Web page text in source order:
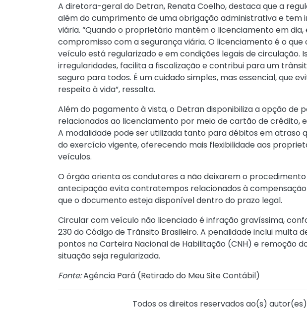
A diretora-geral do Detran, Renata Coelho, destaca que a
além do cumprimento de uma obrigação administrativa e tem
viária. “Quando o proprietário mantém o licenciamento em dia,
compromisso com a segurança viária. O licenciamento é o
veículo está regularizado e em condições legais de circulação.
irregularidades, facilita a fiscalização e contribui para um
seguro para todos. É um cuidado simples, mas essencial, que
respeito à vida”, ressalta.
Além do pagamento à vista, o Detran disponibiliza a opção de
relacionados ao licenciamento por meio de cartão de crédito,
A modalidade pode ser utilizada tanto para débitos em atraso
do exercício vigente, oferecendo mais flexibilidade aos
veículos.
O órgão orienta os condutores a não deixarem o procedimento
antecipação evita contratempos relacionados à
que o documento esteja disponível dentro do prazo legal.
Circular com veículo não licenciado é infração gravíssima,
230 do Código de Trânsito Brasileiro. A penalidade inclui multa
pontos na Carteira Nacional de Habilitação (CNH) e remoção
situação seja regularizada.
Fonte:Agência Pará (Retirado do Meu Site Contábil)
Todos os direitos reservados ao(s)